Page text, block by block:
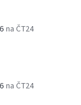
na ČT24
na ČT24